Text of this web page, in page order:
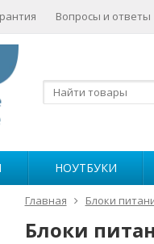
Вопросы и ответы
НОУТБУКИ
Главная Блоки
Блоки